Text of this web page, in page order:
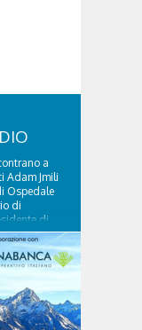
a
Adam Jmili
Ospedale
di
di
–...